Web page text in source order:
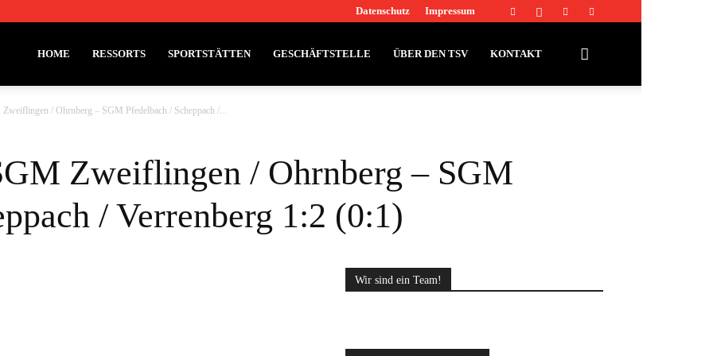
Datenschutz Impressum
HOME RESSORTS SPORTSTÄTTEN GESCHÄFTSTELLE ÜBER DEN TSV KONTAKT
Zweiflingen / Ohrnberg – SGM Pfedelbach / Scheppach /...
Zweiflingen / Ohrnberg – SGM
/ Verrenberg 1:2 (0:1)
Wir sind ein Team!